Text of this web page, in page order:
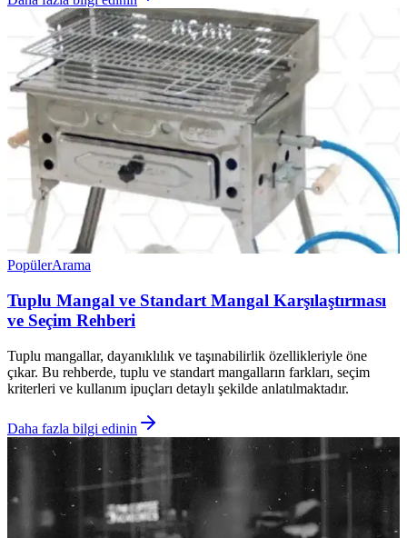
PopülerArama
Tuplu Mangal ve Standart Mangal Karşılaştırması
ve Seçim Rehberi
Tuplu mangallar, dayanıklılık ve taşınabilirlik özellikleriyle öne
çıkar. Bu rehberde, tuplu ve standart mangalların farkları, seçim
kriterleri ve kullanım ipuçları detaylı şekilde anlatılmaktadır.
Daha fazla bilgi edinin